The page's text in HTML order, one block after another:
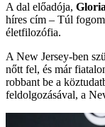
A dal előadója,
híres cím – Túl
életfilozófia.
A New Jersey-ben
nőtt fel, és már
robbant be a
feldolgozásával, a